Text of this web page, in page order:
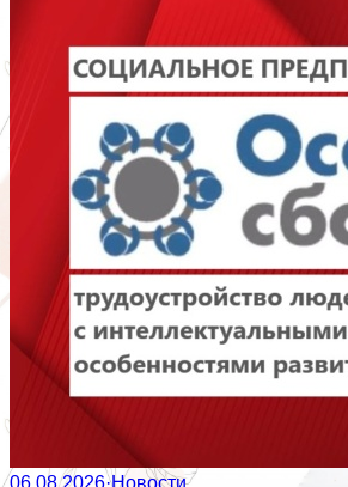
06.08.2026·Новости